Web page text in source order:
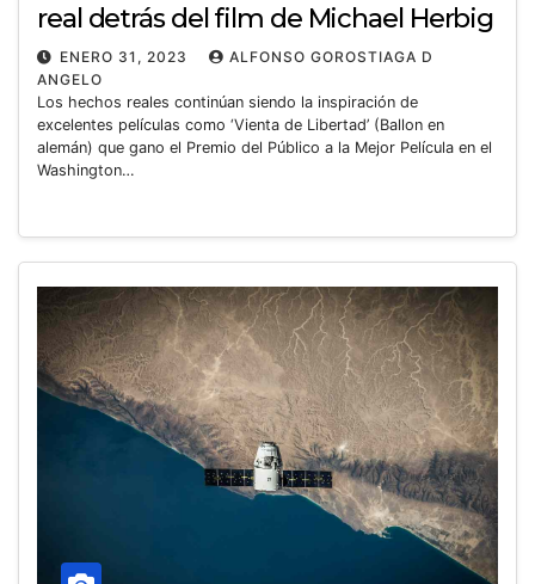
real detrás del film de Michael Herbig
ENERO 31, 2023
ALFONSO GOROSTIAGA D
ANGELO
Los hechos reales continúan siendo la inspiración de
excelentes películas como ‘Vienta de Libertad’ (Ballon en
alemán) que gano el Premio del Público a la Mejor Película en el
Washington…